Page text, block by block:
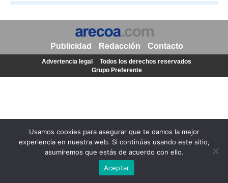
Usamos cookies para asegurar que te damos la mejor
experiencia en nuestra web. Si continúas usando este sitio,
asumiremos que estás de acuerdo con ello.
Aceptar
Publicidad Redacción Contacto
Advertencia legal
Todos los derechos reservados
Grupo Preferente